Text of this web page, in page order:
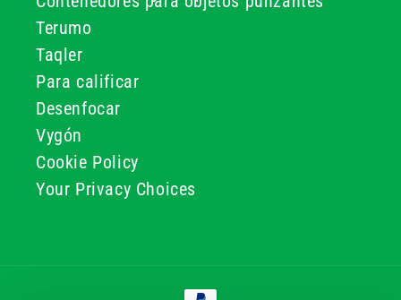
Terumo
Taqler
Para calificar
Desenfocar
Vygón
Cookie Policy
Your Privacy Choices
Formas